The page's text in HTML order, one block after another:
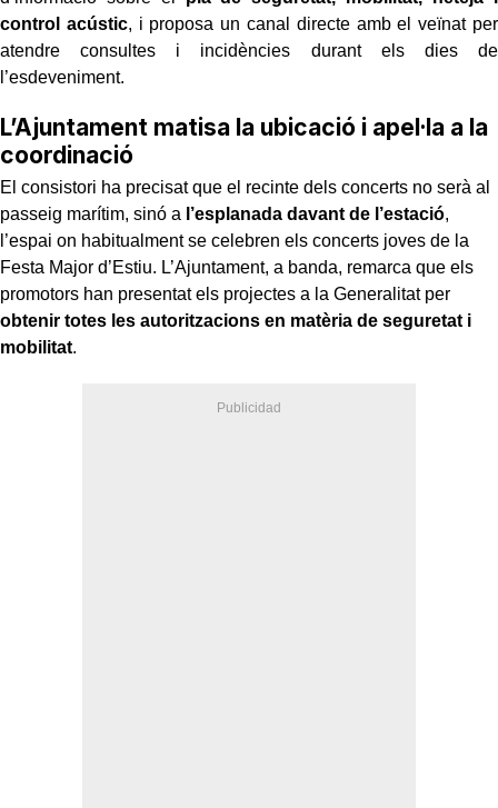
control acústic, i proposa un canal directe amb el veïnat per
atendre consultes i incidències durant els dies de
l’esdeveniment.
L’Ajuntament matisa la ubicació i apel·la a la
coordinació
El consistori ha precisat que el recinte dels concerts no serà al
passeig marítim, sinó a l’esplanada davant de l’estació,
l’espai on habitualment se celebren els concerts joves de la
Festa Major d’Estiu. L’Ajuntament, a banda, remarca que els
promotors han presentat els projectes a la Generalitat per
obtenir totes les autoritzacions en matèria de seguretat i
mobilitat.